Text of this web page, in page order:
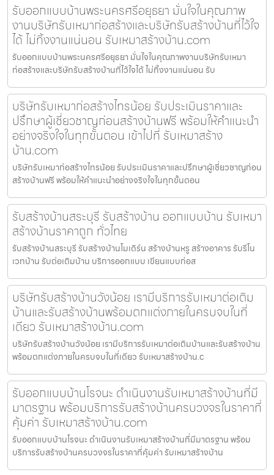
รับออกแบบบ้านพระนครศรีอยุธยา มั่นใจในคุณภาพ
งานบริษัทรับเหมาก่อสร้างและบริษัทรับสร้างบ้านที่ไว้ใจ
ได้ ไม่ทิ้งงานแน่นอน รับเหมาสร้างบ้าน.com
รับออกแบบบ้านพระนครศรีอยุธยา มั่นใจในคุณภาพงานบริษัทรับเหมา
ก่อสร้างและบริษัทรับสร้างบ้านที่ไว้ใจได้ ไม่ทิ้งงานแน่นอน รับ
บริษัทรับเหมาก่อสร้างไทรน้อย รับประเมินราคาและ
ปรึกษาผู้เชี่ยวชาญก่อนสร้างบ้านฟรี พร้อมให้คำแนะนำ
อย่างจริงใจในทุกขั้นตอน เข้าไปที่ รับเหมาสร้าง
บ้าน.com
บริษัทรับเหมาก่อสร้างไทรน้อย รับประเมินราคาและปรึกษาผู้เชี่ยวชาญก่อน
สร้างบ้านฟรี พร้อมให้คำแนะนำอย่างจริงใจในทุกขั้นตอน
รับสร้างบ้านสระบุรี รับสร้างบ้าน ออกแบบบ้าน รับเหมา
สร้างบ้านราคาถูก ทั่วไทย
รับสร้างบ้านสระบุรี รับสร้างบ้านโมเดิร์น สร้างบ้านหรู สร้างอาคาร รับรีโน
เวทบ้าน รับต่อเติมบ้าน บริการออกแบบ เขียนแบบก่อส
บริษัทรับสร้างบ้านวังน้อย เรามีบริการรับเหมาต่อเติม
บ้านและรับสร้างบ้านพร้อมตกแต่งภายในครบจบในที่
เดียว รับเหมาสร้างบ้าน.com
บริษัทรับสร้างบ้านวังน้อย เรามีบริการรับเหมาต่อเติมบ้านและรับสร้างบ้าน
พร้อมตกแต่งภายในครบจบในที่เดียว รับเหมาสร้างบ้าน.c
รับออกแบบบ้านโรจนะ ดำเนินงานรับเหมาสร้างบ้านที่มี
มาตรฐาน พร้อมบริการรับสร้างบ้านครบวงจรในราคาที่
คุ้มค่า รับเหมาสร้างบ้าน.com
รับออกแบบบ้านโรจนะ ดำเนินงานรับเหมาสร้างบ้านที่มีมาตรฐาน พร้อม
บริการรับสร้างบ้านครบวงจรในราคาที่คุ้มค่า รับเหมาสร้างบ้าน